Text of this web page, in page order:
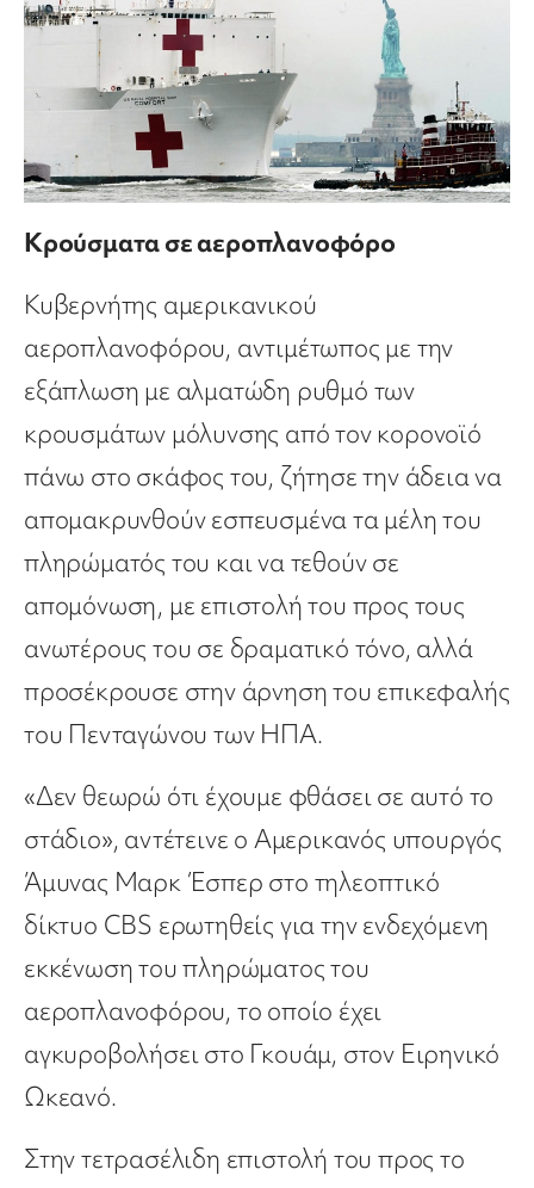
Κρούσματα σε αεροπλανοφόρο
Κυβερνήτης αμερικανικού
αεροπλανοφόρου, αντιμέτωπος με την
εξάπλωση με αλματώδη ρυθμό των
κρουσμάτων μόλυνσης από τον κορονοϊό
πάνω στο σκάφος του, ζήτησε την άδεια να
απομακρυνθούν εσπευσμένα τα μέλη του
πληρώματός του και να τεθούν σε
απομόνωση, με επιστολή του προς τους
ανωτέρους του σε δραματικό τόνο, αλλά
προσέκρουσε στην άρνηση του επικεφαλής
του Πενταγώνου των ΗΠΑ.
«Δεν θεωρώ ότι έχουμε φθάσει σε αυτό το
στάδιο», αντέτεινε ο Αμερικανός υπουργός
Άμυνας Μαρκ Έσπερ στο τηλεοπτικό
δίκτυο CBS ερωτηθείς για την ενδεχόμενη
εκκένωση του πληρώματος του
αεροπλανοφόρου, το οποίο έχει
αγκυροβολήσει στο Γκουάμ, στον Ειρηνικό
Ωκεανό.
Στην τετρασέλιδη επιστολή του προς το